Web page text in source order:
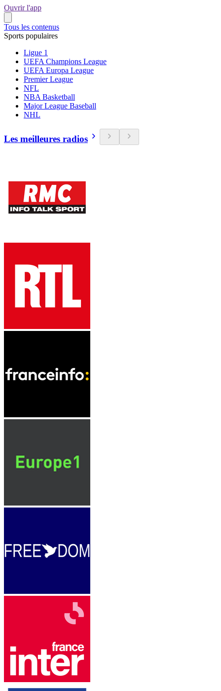
Ouvrir l'app
Tous les contenus
Sports populaires
Ligue 1
UEFA Champions League
UEFA Europa League
Premier League
NFL
NBA Basketball
Major League Baseball
NHL
Les meilleures radios